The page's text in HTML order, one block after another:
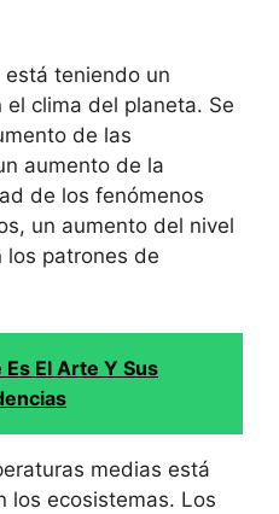
teniendo un
clima del planeta. Se
de las
aumento de la
de los fenómenos
un aumento del nivel
los patrones de
El Arte Y Sus
medias está
los ecosistemas. Los